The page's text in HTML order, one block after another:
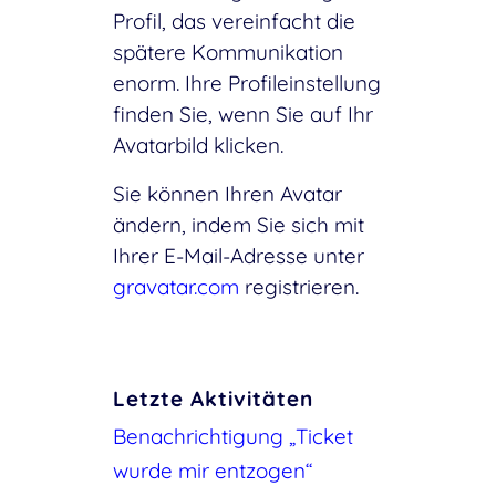
Profil, das vereinfacht die
spätere Kommunikation
enorm. Ihre Profileinstellung
finden Sie, wenn Sie auf Ihr
Avatarbild klicken.
Sie können Ihren Avatar
ändern, indem Sie sich mit
Ihrer E-Mail-Adresse unter
gravatar.com registrieren.
Letzte Aktivitäten
Benachrichtigung „Ticket
wurde mir entzogen“